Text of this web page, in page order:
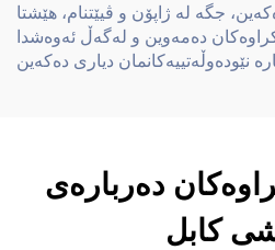
جگە لە ژاپۆن و ڤیێتنام، هێشتا
دەمەوین و لەگەڵ ئەوەشدا
دەربارەی
کابل